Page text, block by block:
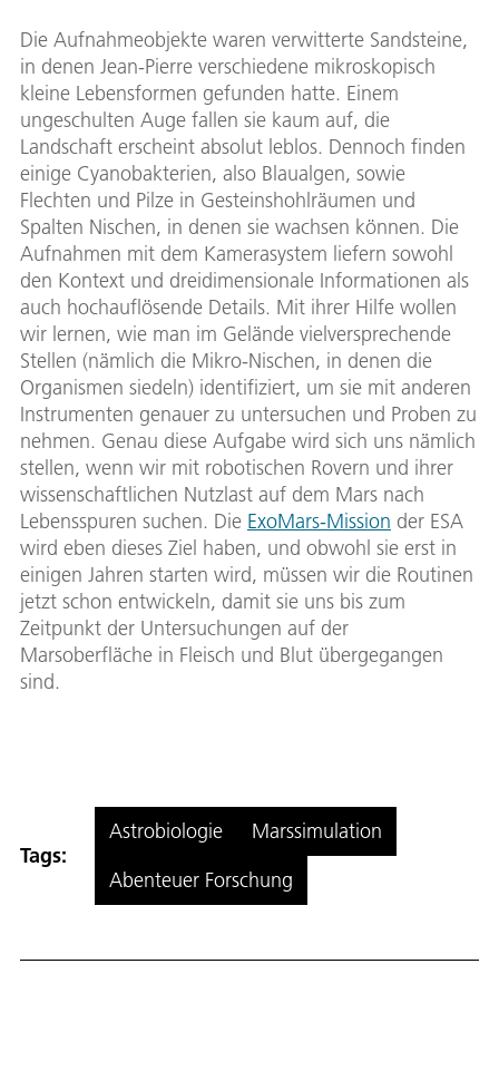
Die Aufnahmeobjekte waren verwitterte Sandsteine,
in denen Jean-Pierre verschiedene mikroskopisch
kleine Lebensformen gefunden hatte. Einem
ungeschulten Auge fallen sie kaum auf, die
Landschaft erscheint absolut leblos. Dennoch finden
einige Cyanobakterien, also Blaualgen, sowie
Flechten und Pilze in Gesteinshohlräumen und
Spalten Nischen, in denen sie wachsen können. Die
Aufnahmen mit dem Kamerasystem liefern sowohl
den Kontext und dreidimensionale Informationen als
auch hochauflösende Details. Mit ihrer Hilfe wollen
wir lernen, wie man im Gelände vielversprechende
Stellen (nämlich die Mikro-Nischen, in denen die
Organismen siedeln) identifiziert, um sie mit anderen
Instrumenten genauer zu untersuchen und Proben zu
nehmen. Genau diese Aufgabe wird sich uns nämlich
stellen, wenn wir mit robotischen Rovern und ihrer
wissenschaftlichen Nutzlast auf dem Mars nach
Lebensspuren suchen. Die ExoMars-Mission der ESA
wird eben dieses Ziel haben, und obwohl sie erst in
einigen Jahren starten wird, müssen wir die Routinen
jetzt schon entwickeln, damit sie uns bis zum
Zeitpunkt der Untersuchungen auf der
Marsoberfläche in Fleisch und Blut übergegangen
sind.
Tags:
Astrobiologie
Marssimulation
Abenteuer Forschung